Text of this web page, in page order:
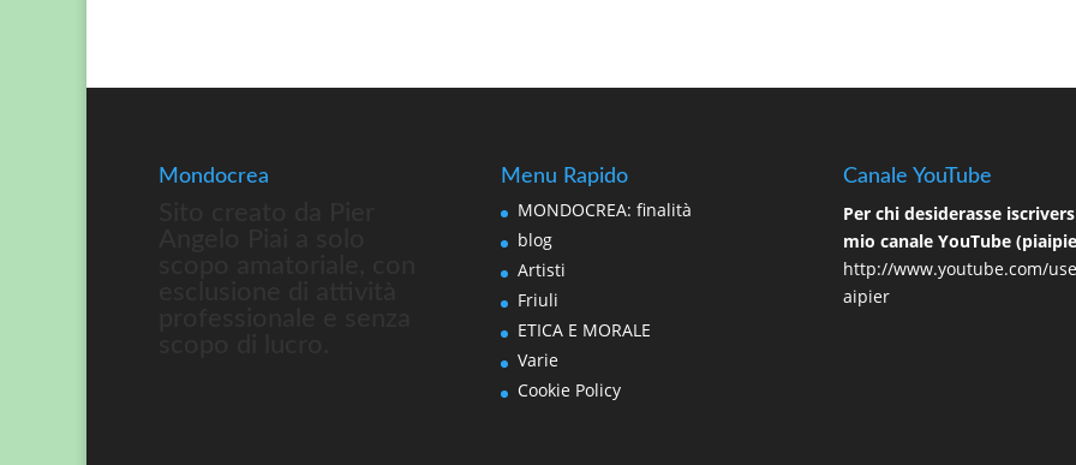
Mondocrea Menu Rapido
MONDOCREA: finalità
blog
Artisti
Friuli
ETICA E MORALE
Varie
Cookie Policy
Canale YouTube
Per chi desiderasse
mio canale YouTube
http://www.youtube.com/
aipier